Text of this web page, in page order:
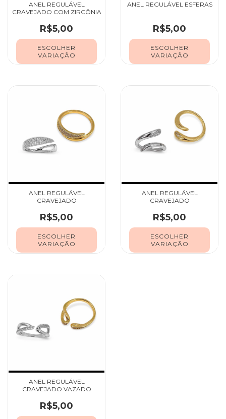
ANEL REGULÁVEL
CRAVEJADO COM ZIRCÔNIA
R$5,00
ESCOLHER
VARIAÇÃO
ANEL REGULÁVEL ESFERAS
R$5,00
ESCOLHER
VARIAÇÃO
ANEL REGULÁVEL
CRAVEJADO
R$5,00
ESCOLHER
VARIAÇÃO
ANEL REGULÁVEL
CRAVEJADO
R$5,00
ESCOLHER
VARIAÇÃO
ANEL REGULÁVEL
CRAVEJADO VAZADO
R$5,00